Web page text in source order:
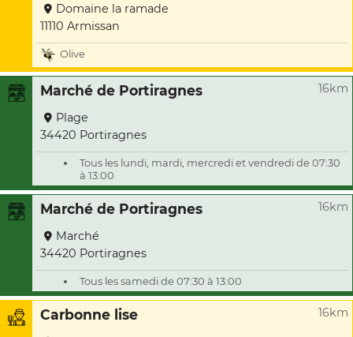
Domaine la ramade
11110 Armissan
Olive
Marché de Portiragnes 16km
Plage
34420 Portiragnes
Tous les lundi, mardi, mercredi et vendredi de 07:30
à 13:00
Marché de Portiragnes 16km
Marché
34420 Portiragnes
Tous les samedi de 07:30 à 13:00
Carbonne lise 16km